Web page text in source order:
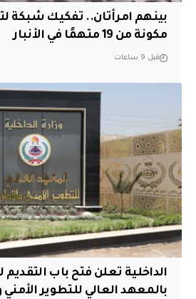
بينهم امرأتان.. تفكيك شبكة
مكونة من 19 متهمًا في الأنبار
قبل 9 ساعات
بالمعهد العالي للتطوير الأمني